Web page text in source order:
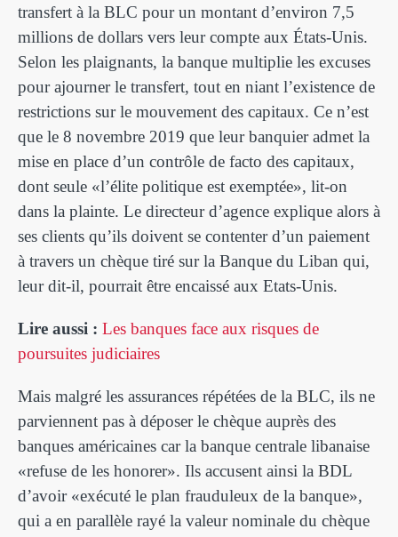
transfert à la BLC pour un montant d’environ 7,5
millions de dollars vers leur compte aux États-Unis.
Selon les plaignants, la banque multiplie les excuses
pour ajourner le transfert, tout en niant l’existence de
restrictions sur le mouvement des capitaux. Ce n’est
que le 8 novembre 2019 que leur banquier admet la
mise en place d’un contrôle de facto des capitaux,
dont seule «l’élite politique est exemptée», lit-on
dans la plainte. Le directeur d’agence explique alors à
ses clients qu’ils doivent se contenter d’un paiement
à travers un chèque tiré sur la Banque du Liban qui,
leur dit-il, pourrait être encaissé aux Etats-Unis.
Lire aussi : Les banques face aux risques de
poursuites judiciaires
Mais malgré les assurances répétées de la BLC, ils ne
parviennent pas à déposer le chèque auprès des
banques américaines car la banque centrale libanaise
«refuse de les honorer». Ils accusent ainsi la BDL
d’avoir «exécuté le plan frauduleux de la banque»,
qui a en parallèle rayé la valeur nominale du chèque